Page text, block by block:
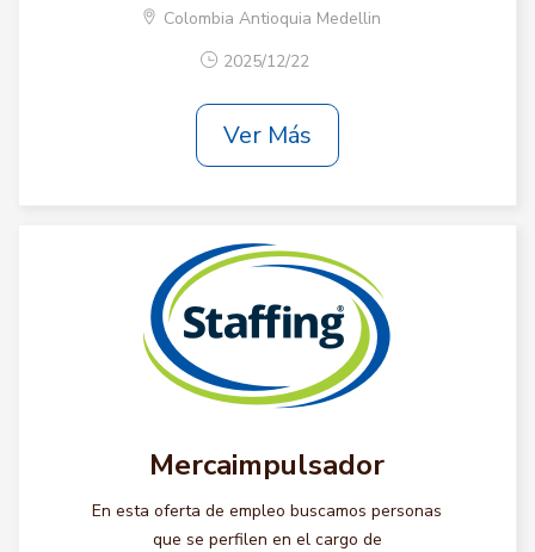
Colombia Antioquia Medellin
2025/12/22
Ver Más
Mercaimpulsador
En esta oferta de empleo buscamos personas
que se perfilen en el cargo de